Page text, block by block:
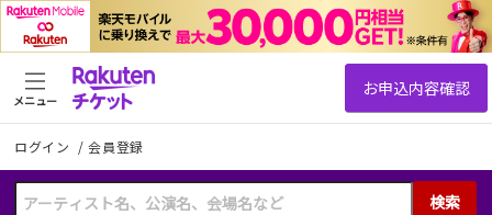
ログイン /会員登録
検索
メニュー